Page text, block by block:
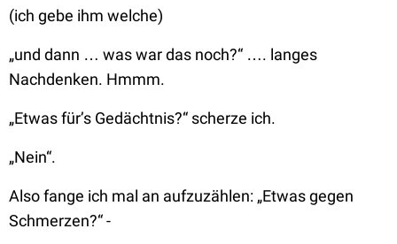
(ich gebe ihm welche)
„und dann … was war das noch?“ …. langes
Nachdenken. Hmmm.
„Etwas für’s Gedächtnis?“ scherze ich.
„Nein“.
Also fange ich mal an aufzuzählen: „Etwas gegen
Schmerzen?“ -